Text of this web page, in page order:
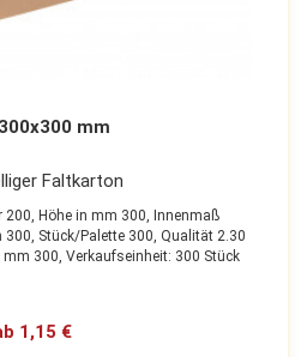
mm
Faltkarton
200, Höhe in mm 300, Innenmaß
300, Stück/Palette 300, Qualität 2.30
mm 300, Verkaufseinheit: 300 Stück
1,15 €